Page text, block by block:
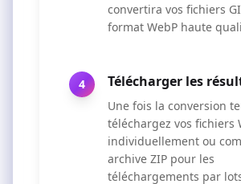
convertira vos fichiers
format WebP haute
4 Télécharger les
Une fois la conversion
téléchargez vos fichiers
individuellement ou
archive ZIP pour les
téléchargements par